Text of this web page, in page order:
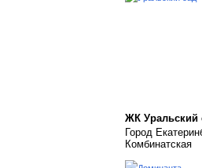
ЖК Уральский
Город
Комбинатская